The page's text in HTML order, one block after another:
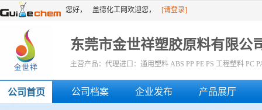
您好， 盖德化工网欢迎您， [请登录]
[免费注册]
东莞市金世祥塑胶原料有限公
主营产品：代理进口：通用塑料 ABS PP PE PS 工程塑料 PC
超高分子量聚乙烯UHMWPE 纺丝级PTT 超高耐磨POM/PTFE
公司首页 公司档案 企业发布 产品展厅